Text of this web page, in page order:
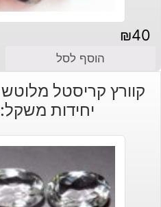
₪40
הוסף לסל
יחידות משקל: 27.80 קרט